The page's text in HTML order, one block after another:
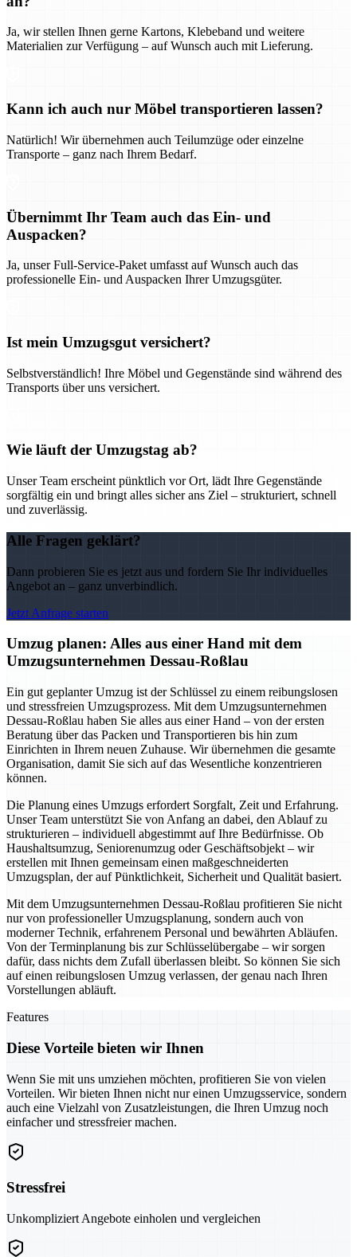
Ja, wir stellen Ihnen gerne Kartons, Klebeband und weitere
Materialien zur Verfügung – auf Wunsch auch mit Lieferung.
Kann ich auch nur Möbel transportieren lassen?
Natürlich! Wir übernehmen auch Teilumzüge oder einzelne
Transporte – ganz nach Ihrem Bedarf.
Übernimmt Ihr Team auch das Ein- und
Auspacken?
Ja, unser Full-Service-Paket umfasst auf Wunsch auch das
professionelle Ein- und Auspacken Ihrer Umzugsgüter.
Ist mein Umzugsgut versichert?
Selbstverständlich! Ihre Möbel und Gegenstände sind während des
Transports über uns versichert.
Wie läuft der Umzugstag ab?
Unser Team erscheint pünktlich vor Ort, lädt Ihre Gegenstände
sorgfältig ein und bringt alles sicher ans Ziel – strukturiert, schnell
und zuverlässig.
Alle Fragen geklärt?
Dann probieren Sie es jetzt aus und fordern Sie Ihr individuelles
Angebot an – ganz unverbindlich.
Jetzt Anfrage starten
Umzug planen: Alles aus einer Hand mit dem
Umzugsunternehmen Dessau-Roßlau
Ein gut geplanter Umzug ist der Schlüssel zu einem reibungslosen
und stressfreien Umzugsprozess. Mit dem Umzugsunternehmen
Dessau-Roßlau haben Sie alles aus einer Hand – von der ersten
Beratung über das Packen und Transportieren bis hin zum
Einrichten in Ihrem neuen Zuhause. Wir übernehmen die gesamte
Organisation, damit Sie sich auf das Wesentliche konzentrieren
können.
Die Planung eines Umzugs erfordert Sorgfalt, Zeit und Erfahrung.
Unser Team unterstützt Sie von Anfang an dabei, den Ablauf zu
strukturieren – individuell abgestimmt auf Ihre Bedürfnisse. Ob
Haushaltsumzug, Seniorenumzug oder Geschäftsobjekt – wir
erstellen mit Ihnen gemeinsam einen maßgeschneiderten
Umzugsplan, der auf Pünktlichkeit, Sicherheit und Qualität basiert.
Mit dem Umzugsunternehmen Dessau-Roßlau profitieren Sie nicht
nur von professioneller Umzugsplanung, sondern auch von
moderner Technik, erfahrenem Personal und bewährten Abläufen.
Von der Terminplanung bis zur Schlüsselübergabe – wir sorgen
dafür, dass nichts dem Zufall überlassen bleibt. So können Sie sich
auf einen reibungslosen Umzug verlassen, der genau nach Ihren
Vorstellungen abläuft.
Features
Diese Vorteile bieten wir Ihnen
Wenn Sie mit uns umziehen möchten, profitieren Sie von vielen
Vorteilen. Wir bieten Ihnen nicht nur einen Umzugsservice, sondern
auch eine Vielzahl von Zusatzleistungen, die Ihren Umzug noch
einfacher und stressfreier machen.
Stressfrei
Unkompliziert Angebote einholen und vergleichen